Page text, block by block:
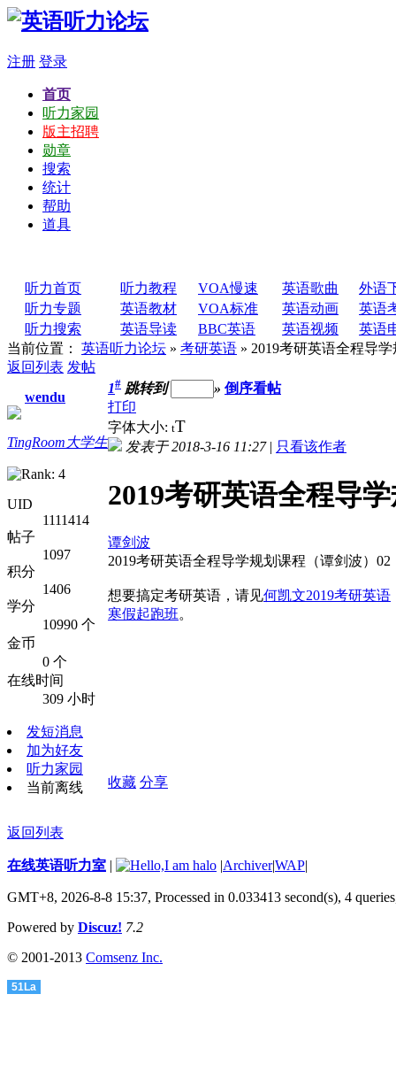
注册 登录
首页
听力家园
版主招聘
勋章
搜索
统计
帮助
道具
听力首页 听力教程 VOA慢速 英语歌曲
外语
听力专题
英语教材 VOA标准 英语动画
英语
听力搜索
英语导读 BBC英语 英语视频
英语
当前位置： 英语听力论坛 » 考研英语 » 2019考研英语全程导
返回列表 发帖
wendu
TingRoom大学生
UID
1111414
帖子
1097
积分
1406
学分
10990 个
金币
0 个
在线时间
309 小时
发短消息
加为好友
听力家园
当前离线
1# 跳转到 » 倒序看帖
打印
字体大小: tT
发表于 2018-3-16 11:27| 只看该作者
2019考研英语全程导
谭剑波
2019考研英语全程导学规划课程（谭剑波）02
想要搞定考研英语，请见何凯文2019考研英语
寒假起跑班。
收藏 分享
返回列表
在线英语听力室 | |Archiver|WAP|
GMT+8, 2026-8-8 15:37, Processed in 0.033413 second(s), 4
Powered by Discuz! 7.2
© 2001-2013 Comsenz Inc.
51La